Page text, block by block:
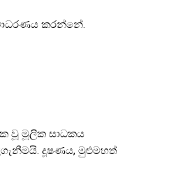
කරන්නේ.
වූ මූලික සාධකය
දූෂණය, මුළුමහත්